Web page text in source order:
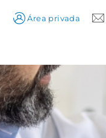
Área privada